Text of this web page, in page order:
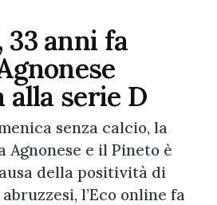
anni fa
serie D
senza calcio, la
Agnonese e il Pineto è
della positività di
l’Eco online fa